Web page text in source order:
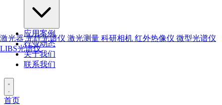
激光器光纤光谱仪 激光测量 科研相机 红外热像仪 微型光谱仪
LIBS光谱仪
应用案例
行业动态
关于我们
联系我们
首页